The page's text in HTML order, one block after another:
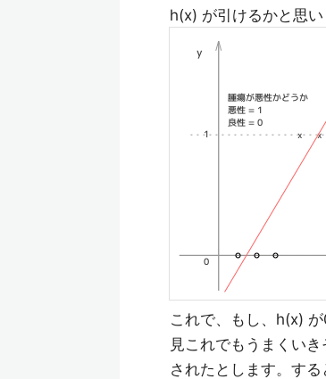
h(x) が引けるかと思い
これで、もし、h(x)
見これでもうまくい
されたとします。する